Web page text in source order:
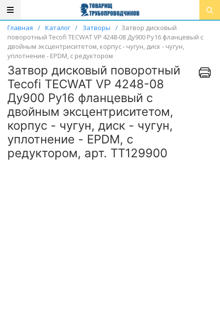
Главная / Каталог / Затворы / Затвор дисковый
поворотный Tecofi TECWAT VP 4248-08 Ду900 Ру16 фланцевый с
двойным эксцентриситетом, корпус - чугун, диск - чугун,
уплотнение - EPDM, с редуктором
Затвор дисковый поворотный
Tecofi TECWAT VP 4248-08
Ду900 Ру16 фланцевый с
двойным эксцентриситетом,
корпус - чугун, диск - чугун,
уплотнение - EPDM, с
редуктором, арт. ТТ129900